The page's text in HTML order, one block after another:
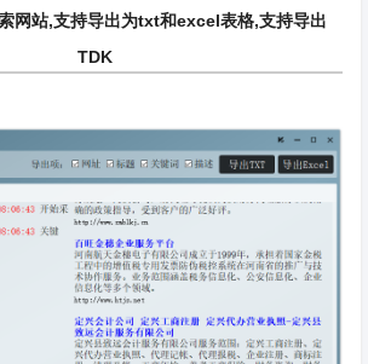
网站,支持导出为txt和excel表格,支持导出
TDK